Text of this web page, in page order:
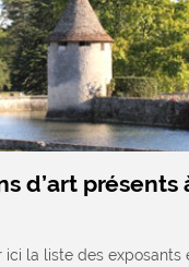
d’art présents
ici la liste des exposants